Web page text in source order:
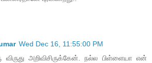
Wed Dec 16, 11:55:00 PM
விருது அறிவிசிருக்கேன். நல்ல பிள்ளையா என்